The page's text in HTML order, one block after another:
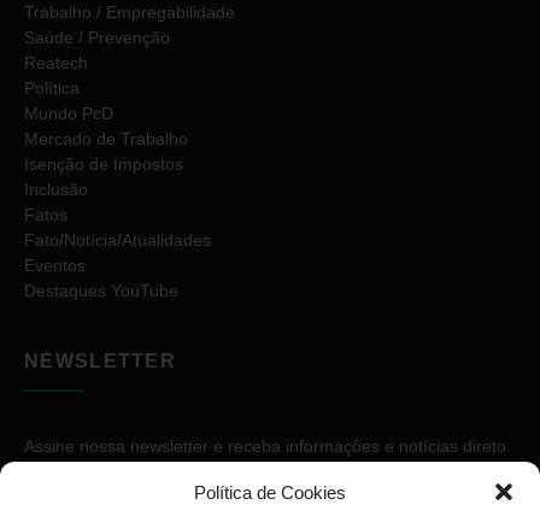
Política de Cookies
Trabalho / Empregabilidade
Saúde / Prevenção
Reatech
Política
Mundo PcD
Mercado de Trabalho
Isenção de Impostos
Inclusão
Fatos
Fato/Notícia/Atualidades
Eventos
Destaques YouTube
NEWSLETTER
Assine nossa newsletter e receba informações e notícias direto